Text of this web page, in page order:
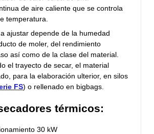
de aire caliente que se controla
temperatura.
ajustar depende de la humedad
de moler, del rendimiento
así como de la clase del material.
el trayecto de secar, el material
para la elaboración ulterior, en silos
FS) o rellenado en bigbags.
térmicos:
30 kW